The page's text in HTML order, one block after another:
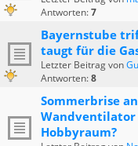
Antworten:7
Bayernstube
taugt für die
Letzter Beitrag von
Antworten:8
Sommerbrise
Wandventilator
Hobbyraum?